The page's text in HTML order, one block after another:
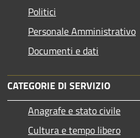
Politici
Personale Amministrativo
Documenti e dati
CATEGORIE DI SERVIZIO
Anagrafe e stato civile
Cultura e tempo libero